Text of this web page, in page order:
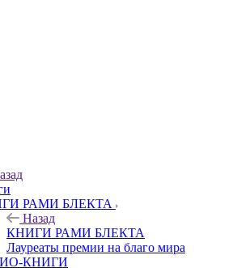
РАМИ БЛЕКТА
Назад
КНИГИ РАМИ БЛЕКТА
Лауреаты премии на благо мира
КНИГИ